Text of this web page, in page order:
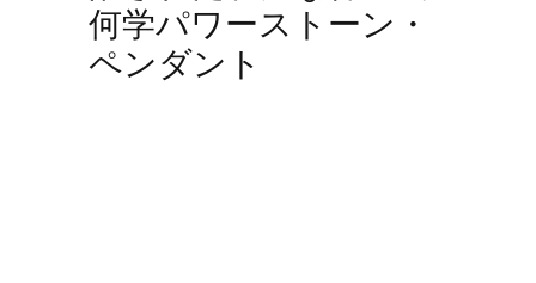
何学パワーストーン・
ペンダント